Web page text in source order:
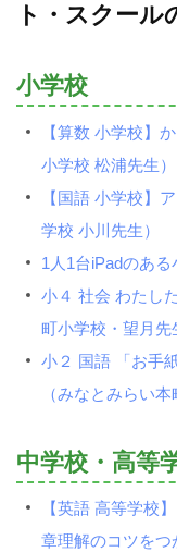
ト・スクール
小学校
【算数 小学校】
小学校 松浦先生）
【国語 小学校】
学校 小川先生）
1人1台iPadのある
小４ 社会 わたし
町小学校・望月先
小２ 国語 「お手
（みなとみらい本
中学校・高等
【英語 高等学校
章理解のコツを